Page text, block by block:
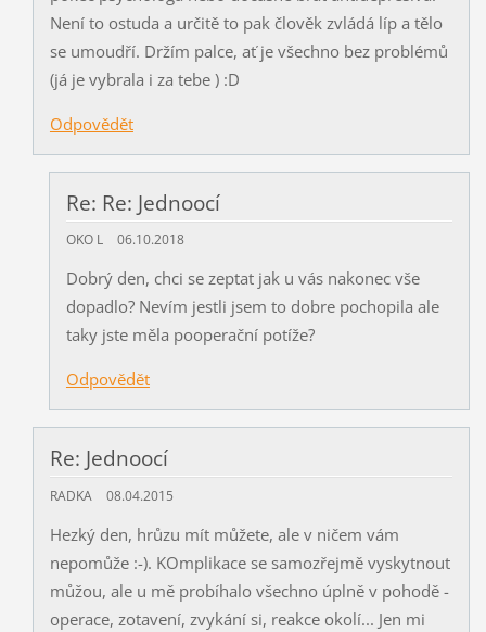
Není to ostuda a určitě to pak člověk zvládá líp a tělo
se umoudří. Držím palce, ať je všechno bez problémů
(já je vybrala i za tebe ) :D
Odpovědět
Re: Re: Jednoocí
OKO L 06.10.2018
Dobrý den, chci se zeptat jak u vás nakonec vše
dopadlo? Nevím jestli jsem to dobre pochopila ale
taky jste měla pooperační potíže?
Odpovědět
Re: Jednoocí
RADKA 08.04.2015
Hezký den, hrůzu mít můžete, ale v ničem vám
nepomůže :-). KOmplikace se samozřejmě vyskytnout
můžou, ale u mě probíhalo všechno úplně v pohodě -
operace, zotavení, zvykání si, reakce okolí... Jen mi